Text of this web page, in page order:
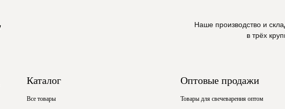
Наше производство и
в трёх
Каталог
Все товары
Оптовые продажи
Товары для свечеварения оптом